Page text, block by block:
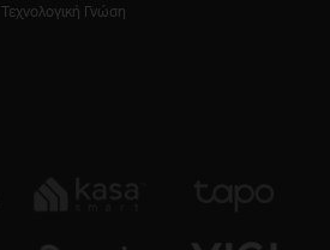
Τεχνολογική Γνώση